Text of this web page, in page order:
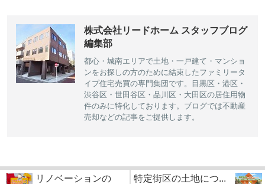
株式会社リードホーム スタッフブログ
編集部
都心・城南エリアで土地・一戸建て・マンショ
ンをお探しの方のために結束したファミリータ
イプ住宅売買の専門集団です。目黒区・港区・
渋谷区・世田谷区・品川区・大田区の居住用物
件のみに特化しております。ブログでは不動産
売却などの記事をご提供します。
リノベーションの
特定街区の土地につ...